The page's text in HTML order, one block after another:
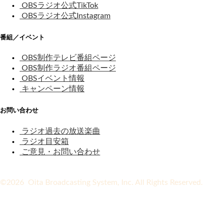
OBSラジオ公式TikTok
OBSラジオ公式Instagram
番組／イベント
OBS制作テレビ番組ページ
OBS制作ラジオ番組ページ
OBSイベント情報
キャンペーン情報
お問い合わせ
ラジオ過去の放送楽曲
ラジオ目安箱
ご意見・お問い合わせ
©2026 Oita Broadcasting System, Inc. All Rights Reserved.